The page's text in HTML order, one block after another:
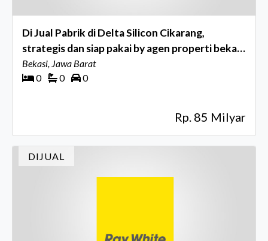
Di Jual Pabrik di Delta Silicon Cikarang,
strategis dan siap pakai by agen properti bekasi
ray white grand wisata
Bekasi, Jawa Barat
0
0 0
Rp. 85 Milyar
DIJUAL